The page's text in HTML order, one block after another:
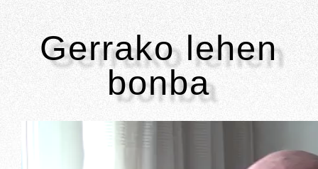
Gerrako lehen
bonba